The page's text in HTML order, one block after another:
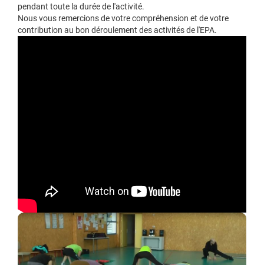
pendant toute la durée de l'activité.
Nous vous remercions de votre compréhension et de votre
contribution au bon déroulement des activités de l'EPA.